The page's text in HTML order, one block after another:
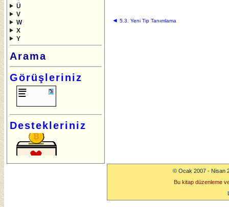
Ü
V
W
X
Y
Arama
Görüşleriniz
Destekleriniz
◄ 5.3. Yeni Tip Tanımlama
© Ocak 2007 - Nisan
Bu kitap düzenleme